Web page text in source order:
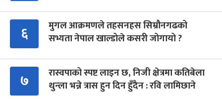
६
मुगल आक्रमणले तहसनहस सिम्रौनगढको
सभ्यता नेपाल खाल्डोले कसरी जोगायो ?
७
रास्वपाको स्पष्ट लाइन छ, निजी क्षेत्रमा कतिबेला
थुन्ला भन्ने त्रास हुन दिन हुँदैन : रवि लामिछाने